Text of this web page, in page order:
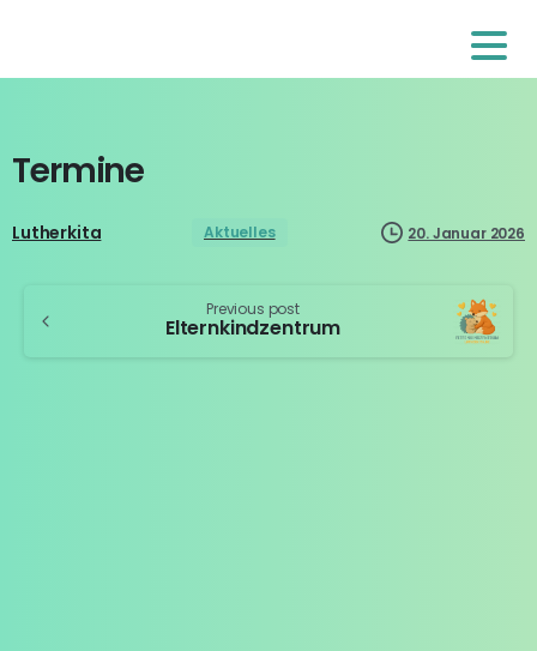
Termine
Lutherkita Aktuelles 20. Januar 2026
Previous post
Elternkindzentrum